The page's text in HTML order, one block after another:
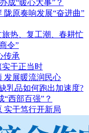
成“暖心大事”？
陇原奏响发展“奋进曲”
热、复工潮、春耕忙
令”
传承
实干正当时
发展暖流润民心
乳品如何跑出加速度?
西部百强”？
实干笃行开新局